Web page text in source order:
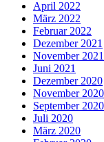
April 2022
März 2022
Februar 2022
Dezember 2021
November 2021
Juni 2021
Dezember 2020
November 2020
September 2020
Juli 2020
März 2020